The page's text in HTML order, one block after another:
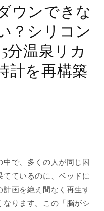
ウンできな
？シリコン
分温泉リカ
計を再構築
で、多くの人が同じ困
ているのに、ベッドに
画を絶え間なく再生す
ります。この「脳がシ